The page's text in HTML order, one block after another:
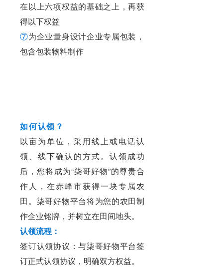
在以上六项权益的基础之上，再获
得以下权益
⑦为企业量身设计企业专属包装，
包含包装物料制作
如何认领？
以亩为单位，采用线上或电话认
领、线下确认的方式。认领成功
后，您将成为“柒哥好物”的尊贵合
作人，在赤峰市获得一块专属农
田。柒哥好物平台将为您的农田制
作企业铭牌，并树立在田间地头。
认领流程：
签订认领协议：与柒哥好物平台签
订正式认领协议，明确双方权益。